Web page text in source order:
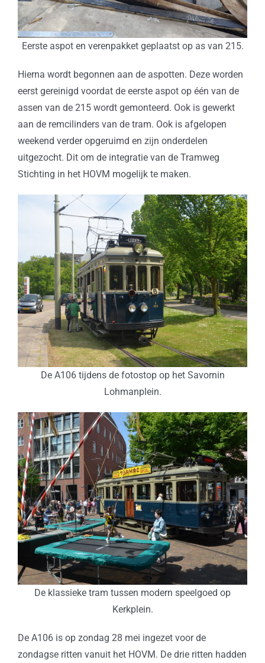
Eerste aspot en verenpakket geplaatst op as van 215.
Hierna wordt begonnen aan de aspotten. Deze worden
eerst gereinigd voordat de eerste aspot op één van de
assen van de 215 wordt gemonteerd. Ook is gewerkt
aan de remcilinders van de tram. Ook is afgelopen
weekend verder opgeruimd en zijn onderdelen
uitgezocht. Dit om de integratie van de Tramweg
Stichting in het HOVM mogelijk te maken.
De A106 tijdens de fotostop op het Savornin
Lohmanplein.
De klassieke tram tussen modern speelgoed op
Kerkplein.
De A106 is op zondag 28 mei ingezet voor de
zondagse ritten vanuit het HOVM. De drie ritten hadden